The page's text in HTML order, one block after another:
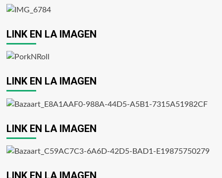
LINK EN LA IMAGEN
LINK EN LA IMAGEN
LINK EN LA IMAGEN
LINK EN LA IMAGEN